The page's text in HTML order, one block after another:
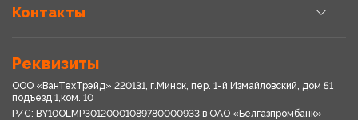
Контакты
Реквизиты
ООО «ВанТехТрэйд» 220131, г.Минск, пер. 1-й Измайловский, дом 51
подъезд 1,ком. 10
Р/С: BY10OLMP30120001089780000933 в OАО «Белгазпромбанк»